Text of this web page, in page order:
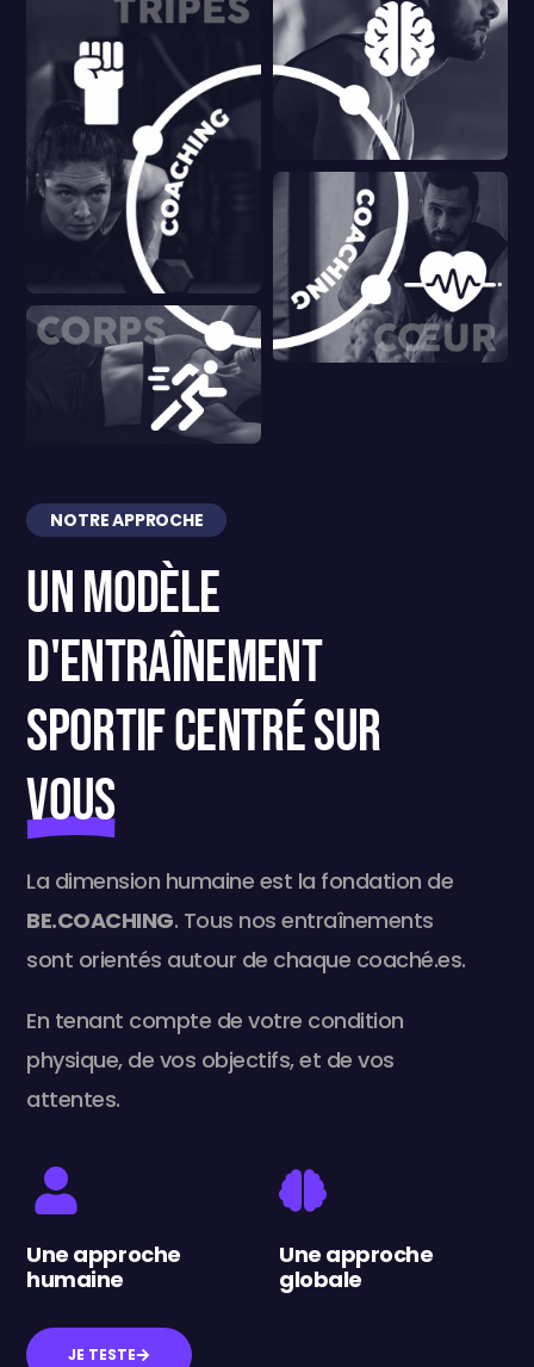
NOTRE APPROCHE
Un modèle
d'entraînement
sportif centré sur
VOUS
La dimension humaine est la fondation de
BE.COACHING. Tous nos entraînements
sont orientés autour de chaque coaché.es.
En tenant compte de votre condition
physique, de vos objectifs, et de vos
attentes.
Une approche
humaine
Une approche
globale
JE TESTE